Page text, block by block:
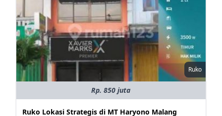
Ruko
Rp. 850 juta
Ruko Lokasi Strategis di MT Haryono Malang